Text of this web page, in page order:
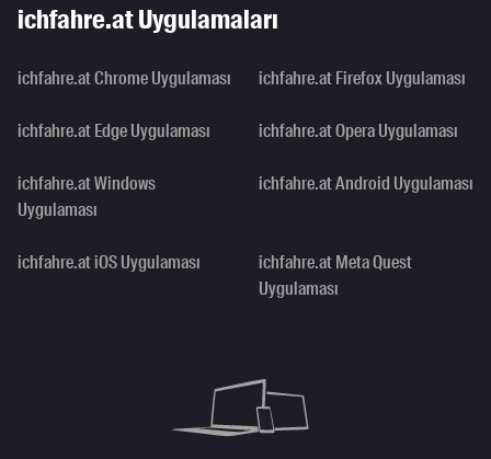
ichfahre.at Uygulamaları
ichfahre.at Chrome Uygulaması ichfahre.at Firefox Uygulaması
ichfahre.at Edge Uygulaması ichfahre.at Opera Uygulaması
ichfahre.at Windows
Uygulaması
ichfahre.at Android Uygulaması
ichfahre.at iOS Uygulaması
ichfahre.at Meta Quest
Uygulaması